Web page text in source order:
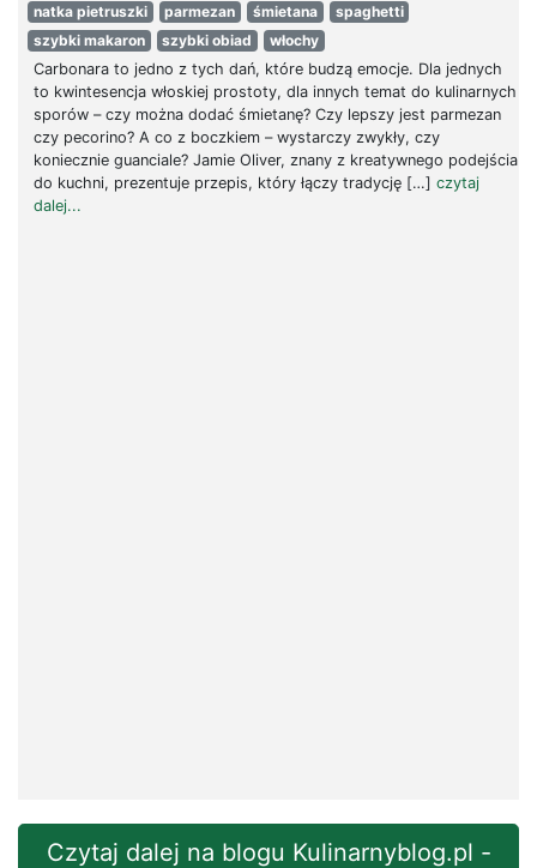
natka pietruszki
parmezan śmietana
spaghetti
szybki makaron
szybki obiad
włochy
Carbonara to jedno z tych dań, które budzą emocje. Dla jednych
to kwintesencja włoskiej prostoty, dla innych temat do kulinarnych
sporów – czy można dodać śmietanę? Czy lepszy jest parmezan
czy pecorino? A co z boczkiem – wystarczy zwykły, czy
koniecznie guanciale? Jamie Oliver, znany z kreatywnego podejścia
do kuchni, prezentuje przepis, który łączy tradycję […] czytaj
dalej...
Czytaj dalej na blogu Kulinarnyblog.pl -